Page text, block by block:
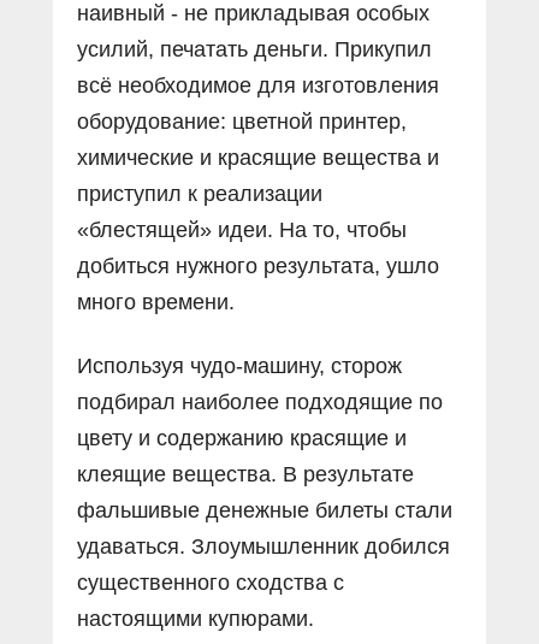
наивный - не прикладывая особых
усилий, печатать деньги. Прикупил
всё необходимое для изготовления
оборудование: цветной принтер,
химические и красящие вещества и
приступил к реализации
«блестящей» идеи. На то, чтобы
добиться нужного результата, ушло
много времени.
Используя чудо-машину, сторож
подбирал наиболее подходящие по
цвету и содержанию красящие и
клеящие вещества. В результате
фальшивые денежные билеты стали
удаваться. Злоумышленник добился
существенного сходства с
настоящими купюрами.